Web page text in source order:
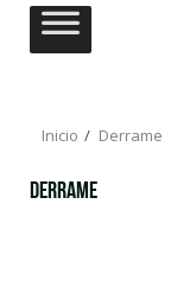
Saltar
Inicio Derrame
Derrame